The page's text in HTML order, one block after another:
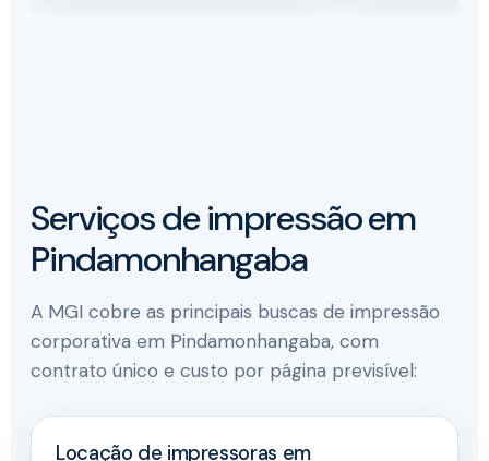
Serviços de impressão em
Pindamonhangaba
A MGI cobre as principais buscas de impressão
corporativa em Pindamonhangaba, com
contrato único e custo por página previsível:
Locação de impressoras em